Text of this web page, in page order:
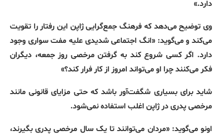
دارد.»
وی توضیح می‌دهد که فرهنگ جمع‌گرایی ژاپن این رفتار را تقویت
می‌کند و می‌گوید: «انگ اجتماعی شدیدی علیه مفت سواری وجود
دارد. اگر کسی شروع کند به گرفتن مرخصی روز جمعه، دیگران
فکر می‌کنند چرا او می‌تواند امروز از کار فرار کند؟»
شاید برای بسیاری شگفت‌آور باشد که حتی مزایای قانونی مانند
مرخصی پدری در ژاپن اغلب استفاده نمی‌شود.
اونو می‌گوید: «مردان می‌توانند تا یک سال مرخصی پدری بگیرند،